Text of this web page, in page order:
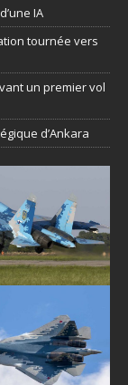
IA
tournée vers
un premier vol
d’Ankara